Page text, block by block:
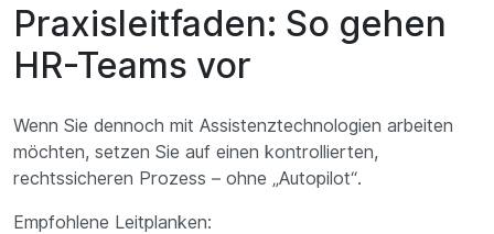
Praxisleitfaden: So gehen
HR-Teams vor
Wenn Sie dennoch mit Assistenztechnologien arbeiten
möchten, setzen Sie auf einen kontrollierten,
rechtssicheren Prozess – ohne „Autopilot“.
Empfohlene Leitplanken: